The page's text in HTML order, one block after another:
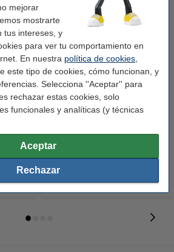
mejorar
mostrarte
tus intereses, y
para ver tu comportamiento en
En nuestra política de cookies
este tipo de cookies, cómo funcionan, y
Selecciona ''Aceptar'' para
rechazar estas cookies, solo
funcionales y analíticas (y técnicas
Aceptar
Rechazar
A4
5 uds
Canon PG-540L cartucho de
tinta negro (marca 123tinta)